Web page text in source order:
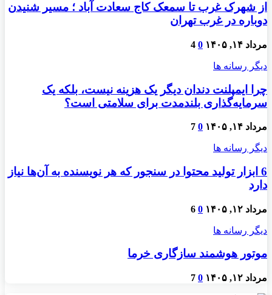
از شهرک غرب تا سمعک کاج سعادت آباد ؛ مسیر شنیدن
دوباره در غرب تهران
مرداد ۱۴, ۱۴۰۵ 0
4
دیگر رسانه ها
چرا ایمپلنت دندان دیگر یک هزینه نیست، بلکه یک
سرمایه‌گذاری بلندمدت برای سلامتی است؟
مرداد ۱۴, ۱۴۰۵ 0
7
دیگر رسانه ها
6 ابزار تولید محتوا در سنجور که هر نویسنده به آن‌ها نیاز
دارد
مرداد ۱۲, ۱۴۰۵ 0
6
دیگر رسانه ها
موتور هوشمند سازگاری خرما
مرداد ۱۲, ۱۴۰۵ 0
7